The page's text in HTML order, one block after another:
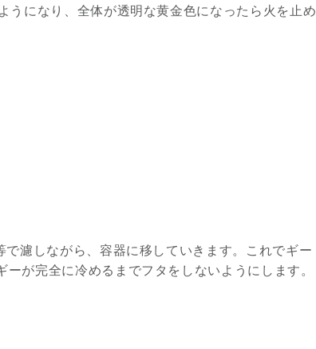
うになり、全体が透明な黄金色になったら火を止め
濾しながら、容器に移していきます。これでギー
が完全に冷めるまでフタをしないようにします。